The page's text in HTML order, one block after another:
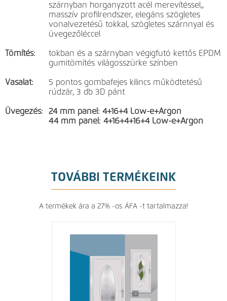
szárnyban horganyzott acél merevítéssel,,
masszív profilrendszer, elegáns szögletes
vonalvezetésű tokkal, szögletes szárnnyal és
üvegezőléccel
Tömítés:
tokban és a szárnyban végigfutó kettős EPDM
gumitömítés világosszürke színben
Vasalat:
5 pontos gombafejes kilincs működtetésű
rúdzár, 3 db 3D pánt
Üvegezés:
24 mm panel: 4+16+4 Low-e+Argon
44 mm panel: 4+16+4+16+4 Low-e+Argon
TOVÁBBI TERMÉKEINK
A termékek ára a 27% -os ÁFA -t tartalmazza!